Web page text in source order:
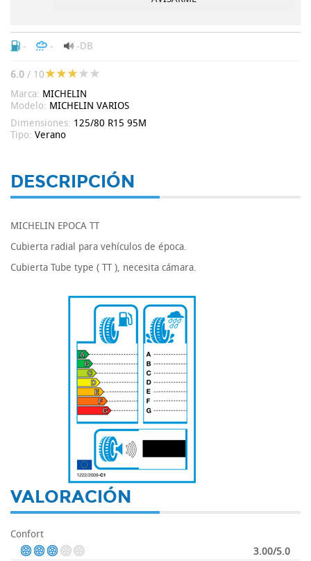
- - -DB
6.0 / 10
Marca: MICHELIN
Modelo: MICHELIN VARIOS
Dimensiones: 125/80 R15 95M
Tipo: Verano
DESCRIPCIÓN
MICHELIN EPOCA TT
Cubierta radial para vehículos de época.
Cubierta Tube type ( TT ), necesita cámara.
VALORACIÓN
Confort
3.00/5.0